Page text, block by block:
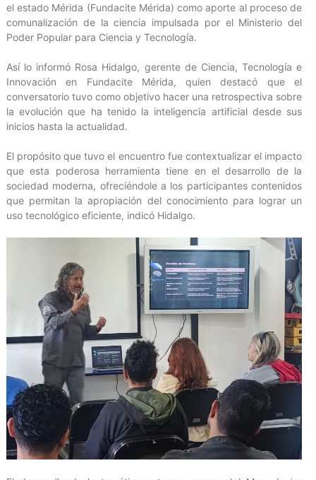
el estado Mérida (Fundacite Mérida) como aporte al proceso de
comunalización de la ciencia impulsada por el Ministerio del
Poder Popular para Ciencia y Tecnología.
‎Así lo informó Rosa Hidalgo, gerente de Ciencia, Tecnología e
Innovación en Fundacite Mérida, quien destacó que el
conversatorio tuvo como objetivo hacer una retrospectiva sobre
la evolución que ha tenido la inteligencia artificial desde sus
inicios hasta la actualidad.
‎El propósito que tuvo el encuentro fue contextualizar el impacto
que esta poderosa herramienta tiene en el desarrollo de la
sociedad moderna, ofreciéndole a los participantes contenidos
que permitan la apropiación del conocimiento para lograr un
uso tecnológico eficiente, indicó Hidalgo.